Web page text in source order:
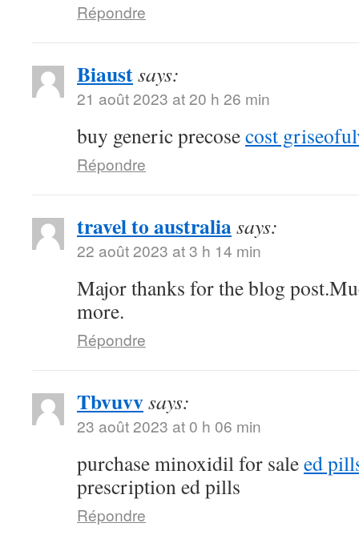
Répondre
Biaustsays:
21 août 2023 at 20 h 26 min
buy generic precosecost
Répondre
travel to australiasays:
22 août 2023 at 3 h 14 min
Major thanks for the blog
more.
Répondre
Tbvuvvsays:
23 août 2023 at 0 h 06 min
purchase minoxidil for saleed
prescription ed pills
Répondre